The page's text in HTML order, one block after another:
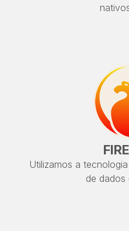
Utilizamos a
de dados